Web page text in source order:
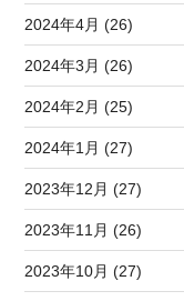
2024年4月 (26)
2024年3月 (26)
2024年2月 (25)
2024年1月 (27)
2023年12月 (27)
2023年11月 (26)
2023年10月 (27)